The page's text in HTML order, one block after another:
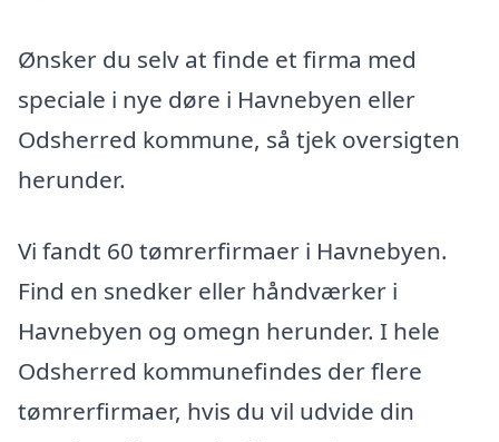
Ønsker du selv at finde et firma med
speciale i nye døre i Havnebyen eller
Odsherred kommune, så tjek oversigten
herunder.
Vi fandt 60 tømrerfirmaer i Havnebyen.
Find en snedker eller håndværker i
Havnebyen og omegn herunder. I hele
Odsherred kommunefindes der flere
tømrerfirmaer, hvis du vil udvide din